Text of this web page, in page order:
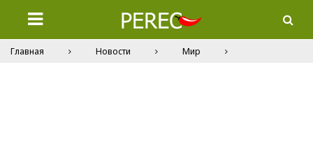
Главная Новости Мир